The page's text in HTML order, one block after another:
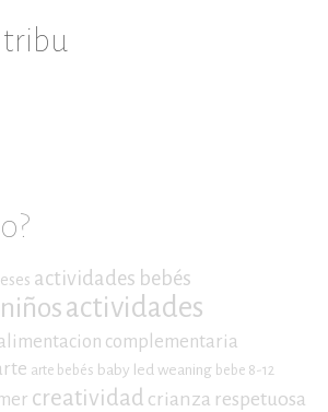
tribu
actividades bebés
actividades
complementaria
arte bebés baby led weaning bebe 8-12
creatividad crianza respetuosa